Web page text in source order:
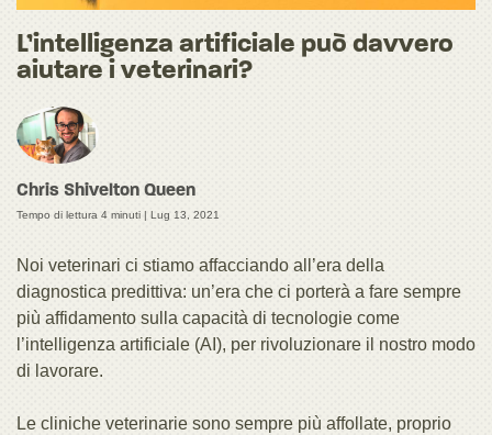
L’intelligenza artificiale può davvero
aiutare i veterinari?
Chris Shivelton Queen
Tempo di lettura 4 minuti | Lug 13, 2021
Noi veterinari ci stiamo affacciando all’era della
diagnostica predittiva: un’era che ci porterà a fare sempre
più affidamento sulla capacità di tecnologie come
l’intelligenza artificiale (AI), per rivoluzionare il nostro modo
di lavorare.
Le cliniche veterinarie sono sempre più affollate, proprio